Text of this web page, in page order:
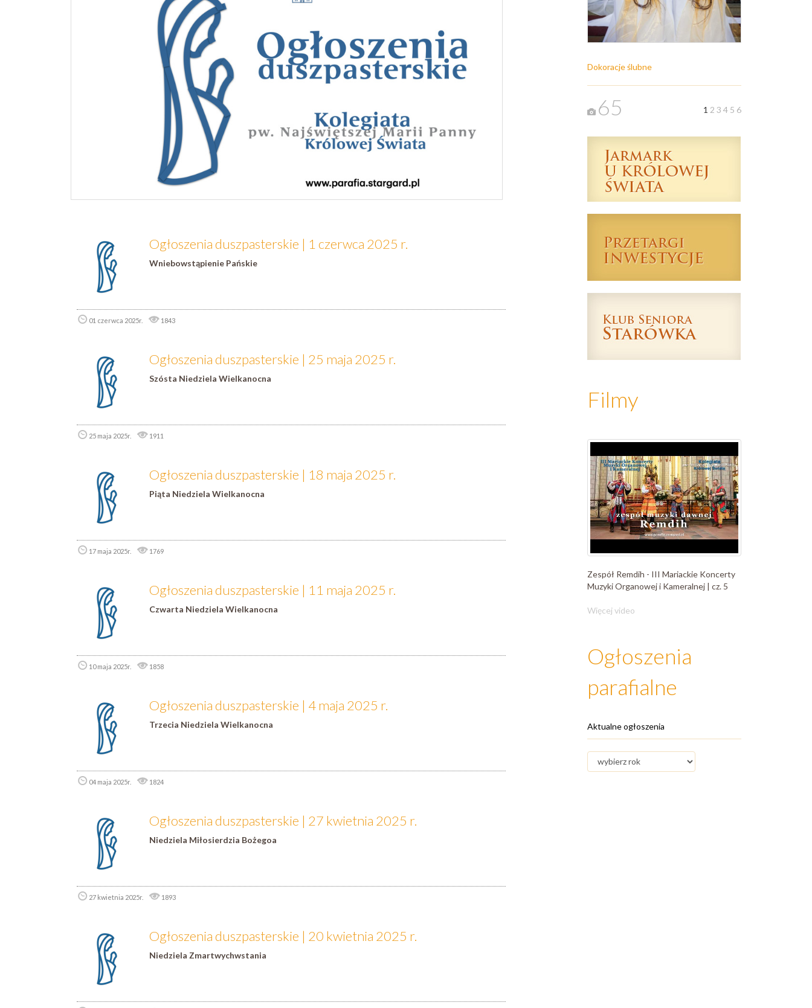
Ogłoszenia duszpasterskie | 1 czerwca 2025 r.
Wniebowstąpienie Pańskie
01 czerwca 2025r. 1843
Ogłoszenia duszpasterskie | 25 maja 2025 r.
Szósta Niedziela Wielkanocna
25 maja 2025r. 1911
Ogłoszenia duszpasterskie | 18 maja 2025 r.
Piąta Niedziela Wielkanocna
17 maja 2025r. 1769
Ogłoszenia duszpasterskie | 11 maja 2025 r.
Czwarta Niedziela Wielkanocna
10 maja 2025r. 1858
Ogłoszenia duszpasterskie | 4 maja 2025 r.
Trzecia Niedziela Wielkanocna
04 maja 2025r. 1824
Ogłoszenia duszpasterskie | 27 kwietnia 2025 r.
Niedziela Miłosierdzia Bożegoa
27 kwietnia 2025r. 1893
Ogłoszenia duszpasterskie | 20 kwietnia 2025 r.
Niedziela Zmartwychwstania
Dokoracje ślubne
65 1 2 3 4 5 6
Filmy
Zespół Remdih - III Mariackie Koncerty
Muzyki Organowej i Kameralnej | cz. 5
Więcej video
Ogłoszenia
parafialne
Aktualne ogłoszenia